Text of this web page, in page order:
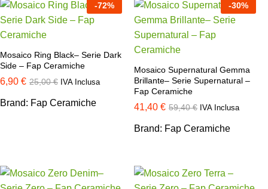
-72%
Mosaico Ring Black– Serie Dark
Side – Fap Ceramiche
6,90 € 25,00€ IVA Inclusa
Brand: Fap Ceramiche
-30%
Mosaico Supernatural Gemma
Brillante– Serie Supernatural –
Fap Ceramiche
41,40 € 59,40€ IVA Inclusa
Brand: Fap Ceramiche